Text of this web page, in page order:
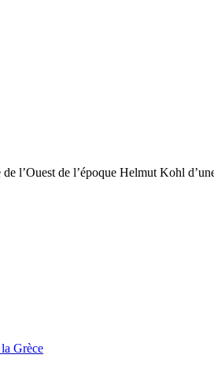
l’Ouest de l’époque Helmut Kohl
Grèce